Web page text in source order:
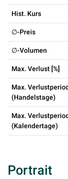
Hist. Kurs
∅-Preis
∅-Volumen
Max. Verlust [%]
Max.
(Handelstage)
Max.
(Kalendertage)
Portrait